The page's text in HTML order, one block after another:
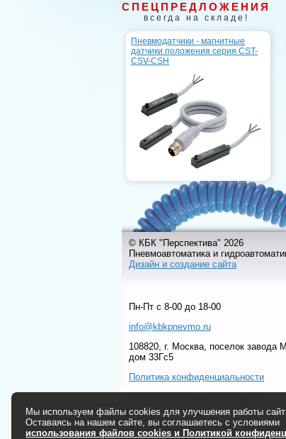
СПЕЦПРЕДЛОЖЕНИЯ
всегда на складе!
Пневмодатчики - магнитные
датчики положения серия CST-
CSV-CSH
© КБК "Перспектива" 2026
Пневмоавтоматика и
Дизайн и создание сайта
Пн-Пт c 8-00 до 18-00
info@kbkpnevmo.ru
108820, г. Москва, поселок завода
дом 33Гс5
Политика конфиденциальности
Мы используем файлы cookies для улучшения работы
Оставаясь на нашем сайте, вы соглашаетесь с условиями
использования файлов cookies и Политикой